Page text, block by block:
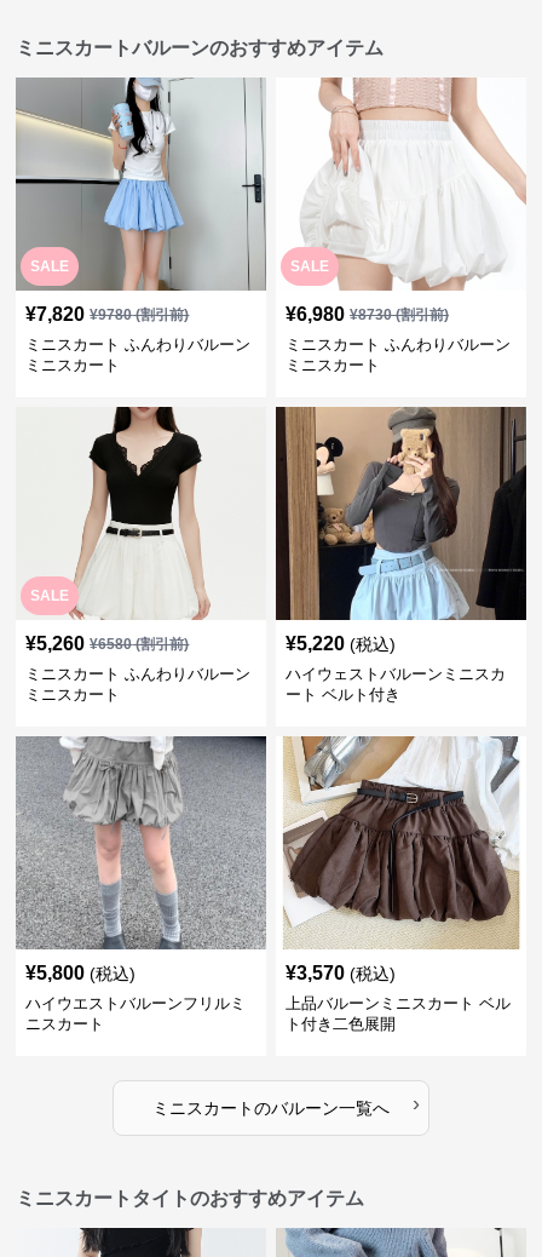
ミニスカートバルーンのおすすめアイテム
SALE
¥7,820 ¥9780(割引前)
ミニスカート ふんわりバルーン
ミニスカート
SALE
¥6,980 ¥8730(割引前)
ミニスカート ふんわりバルーン
ミニスカート
SALE
¥5,260 ¥6580(割引前)
ミニスカート ふんわりバルーン
ミニスカート
¥5,220 (税込)
ハイウェストバルーンミニスカ
ート ベルト付き
¥5,800 (税込)
ハイウエストバルーンフリルミ
ニスカート
¥3,570 (税込)
上品バルーンミニスカート ベル
ト付き二色展開
ミニスカートのバルーン一覧へ ›
ミニスカートタイトのおすすめアイテム